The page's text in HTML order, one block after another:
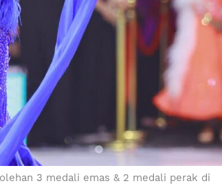
3 medali emas & 2 medali perak di